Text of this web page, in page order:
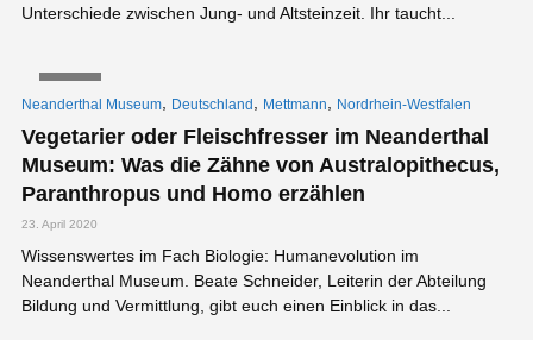
Unterschiede zwischen Jung- und Altsteinzeit. Ihr taucht...
Neanderthal Museum, Deutschland, Mettmann, Nordrhein-Westfalen
Vegetarier oder Fleischfresser im Neanderthal
Museum: Was die Zähne von Australopithecus,
Paranthropus und Homo erzählen
23. April 2020
Wissenswertes im Fach Biologie: Humanevolution im
Neanderthal Museum. Beate Schneider, Leiterin der Abteilung
Bildung und Vermittlung, gibt euch einen Einblick in das...